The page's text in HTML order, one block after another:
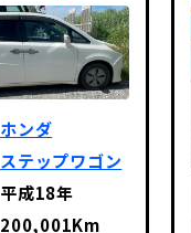
ホンダ
ステップワゴン
平成18年
200,001Km